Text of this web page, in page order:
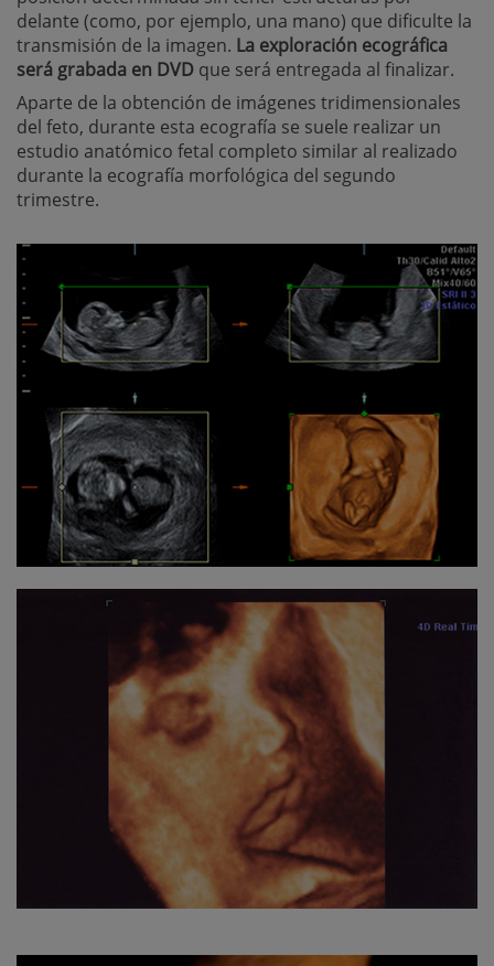
delante (como, por ejemplo, una mano) que dificulte la
transmisión de la imagen. La exploración ecográfica
será grabada en DVD que será entregada al finalizar.
Aparte de la obtención de imágenes tridimensionales
del feto, durante esta ecografía se suele realizar un
estudio anatómico fetal completo similar al realizado
durante la ecografía morfológica del segundo
trimestre.